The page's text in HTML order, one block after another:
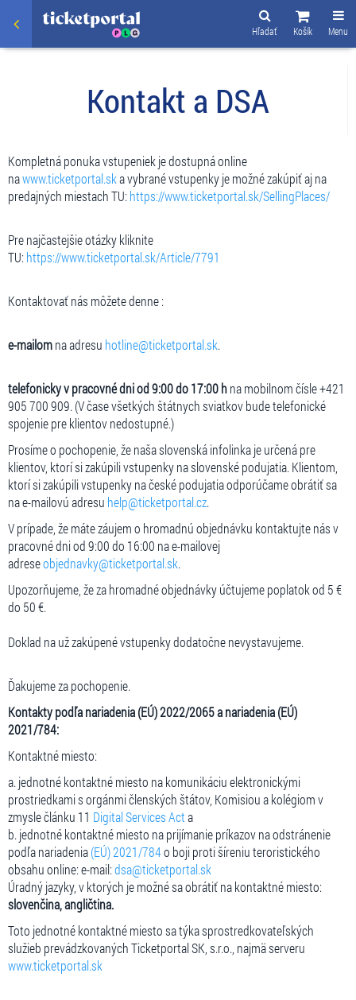
Menu
Košík
Hľadať
Kontakt a DSA
Kompletná ponuka vstupeniek je dostupná online
nawww.ticketportal.ska vybrané vstupenky je možné zakúpiť aj na
predajných miestach TU: https://www.ticketportal.sk/SellingPlaces/
Pre najčastejšie otázky kliknite
TU: https://www.ticketportal.sk/Article/7791
Kontaktovať nás môžete denne :
e-mailomna adresu hotline@ticketportal.sk.
telefonicky v pracovné dni od 9:00 do 17:00 hna mobilnom čísle +421
905 700 909. (V čase všetkých štátnych sviatkov bude telefonické
spojenie pre klientov nedostupné.)
Prosíme o pochopenie, že naša slovenská infolinka je určená pre
klientov, ktorí si zakúpili vstupenky na slovenské podujatia. Klientom,
ktorí si zakúpili vstupenky na české podujatia odporúčame obrátiť sa
na e-mailovú adresu help@ticketportal.cz.
V prípade, že máte záujem o hromadnú objednávku kontaktujte nás v
pracovné dni od 9:00 do 16:00 na e-mailovej
adreseobjednavky@ticketportal.sk.
Upozorňujeme, že za hromadné objednávky účtujeme poplatok od 5 €
do 50 €.
Doklad na už zakúpené vstupenky dodatočne nevystavujeme.
Ďakujeme za pochopenie.
Kontakty podľa nariadenia (EÚ) 2022/2065 a nariadenia (EÚ)
2021/784:
Kontaktné miesto:
a. jednotné kontaktné miesto na komunikáciu elektronickými
prostriedkami s orgánmi členských štátov, Komisiou a kolégiom v
zmysle článku 11 Digital Services Acta
b. jednotné kontaktné miesto na prijímanie príkazov na odstránenie
podľa nariadenia(EÚ) 2021/784o boji proti šíreniu teroristického
obsahu online: e-mail:dsa@ticketportal.sk
Úradný jazyky, v ktorých je možné sa obrátiť na kontaktné miesto:
slovenčina, angličtina.
Toto jednotné kontaktné miesto sa týka sprostredkovateľských
služieb prevádzkovaných Ticketportal SK, s.r.o., najmä serveru
www.ticketportal.sk